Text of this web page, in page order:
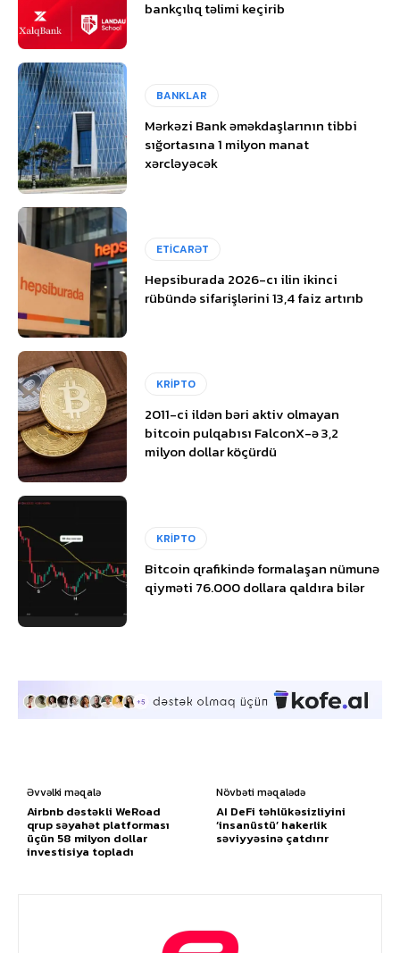
bankçılıq təlimi keçirib
BANKLAR
Mərkəzi Bank əməkdaşlarının tibbi
sığortasına 1 milyon manat
xərcləyəcək
ETİCARƏT
Hepsiburada 2026-cı ilin ikinci
rübündə sifarişlərini 13,4 faiz artırıb
KRİPTO
2011-ci ildən bəri aktiv olmayan
bitcoin pulqabısı FalconX-ə 3,2
milyon dollar köçürdü
KRİPTO
Bitcoin qrafikində formalaşan nümunə
qiyməti 76.000 dollara qaldıra bilər
Əvvəlki məqalə
Airbnb dəstəkli WeRoad
qrup səyahət platforması
üçün 58 milyon dollar
investisiya topladı
Növbəti məqalədə
AI DeFi təhlükəsizliyini
‘insanüstü’ hakerlik
səviyyəsinə çatdırır